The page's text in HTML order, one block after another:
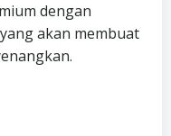
dengan
akan membuat